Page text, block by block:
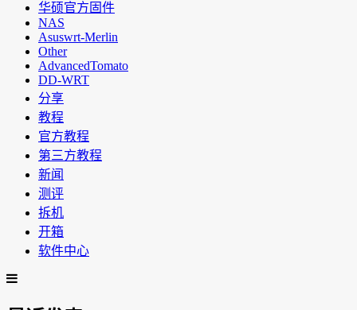
华硕官方固件
NAS
Asuswrt-Merlin
Other
AdvancedTomato
DD-WRT
分享
教程
官方教程
第三方教程
新闻
测评
拆机
开箱
软件中心